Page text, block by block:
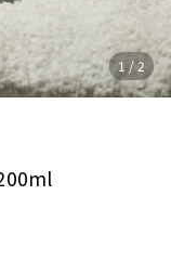
1 / 2